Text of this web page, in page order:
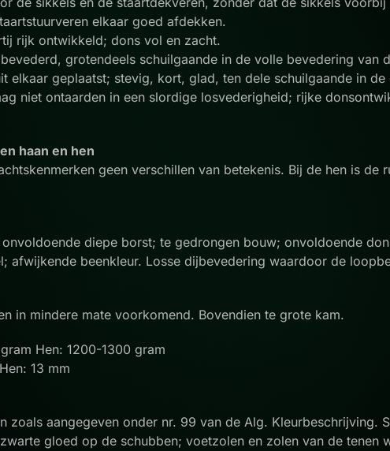
elkaar goed afdekken.
rijk ontwikkeld; dons vol en zacht.
grotendeels schuilgaande in de volle bevedering van
elkaar geplaatst; stevig, kort, glad, ten dele schuilgaande in
niet ontaarden in een slordige losvederigheid; rijke
haan en hen
geen verschillen van betekenis. Bij de hen is
diepe borst; te gedrongen bouw; onvoldoende
afwijkende beenkleur. Losse dijbevedering waardoor de
in mindere mate voorkomend. Bovendien te grote kam.
Hen: 1200-1300 gram
13 mm
zoals aangegeven onder nr. 99 van de Alg.
gloed op de schubben; voetzolen en zolen van de tenen